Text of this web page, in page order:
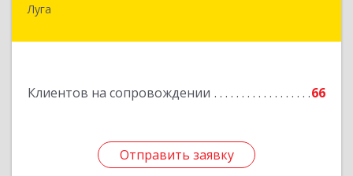
Луга
Клиентов на сопровождении 66
Отправить заявку
188230, Ленинградская обл, Луга г, Урицкого
Отправить заявку